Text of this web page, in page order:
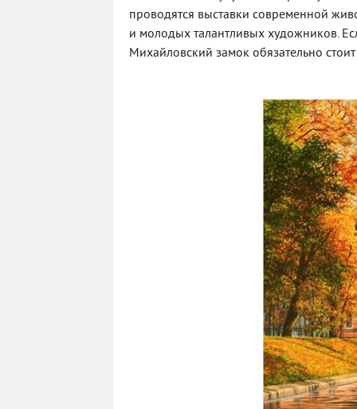
проводятся выставки современной
и молодых талантливых художников.
Михайловский замок обязательно стоит